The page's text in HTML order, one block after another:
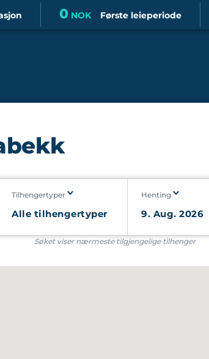
Første leieperiode
0NOK
Tilhengertyper Henting
Søket viser nærmeste tilgjengelige tilhenger